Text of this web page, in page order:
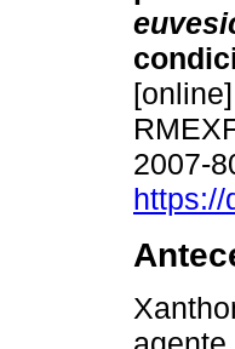
2007-
https://